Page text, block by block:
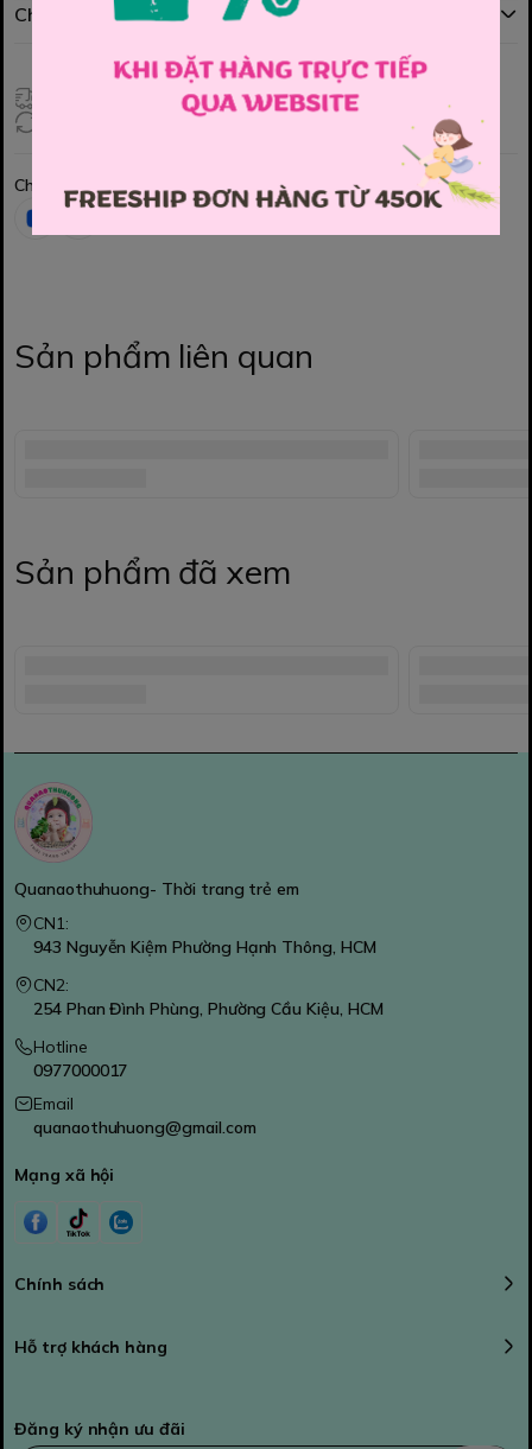
Chính sách đổi hàng
Giao hàng toàn quốc
Đổi hàng 3 ngày (HCM), 7 ngày (Tỉnh)
Chia sẻ
Sản phẩm liên quan
Sản phẩm đã xem
Quanaothuhuong- Thời trang trẻ em
CN1:
943 Nguyễn Kiệm Phường Hạnh Thông, HCM
CN2:
254 Phan Đình Phùng, Phường Cầu Kiệu, HCM
Hotline
0977000017
Email
quanaothuhuong@gmail.com
Mạng xã hội
Chính sách
Hỗ trợ khách hàng
Đăng ký nhận ưu đãi